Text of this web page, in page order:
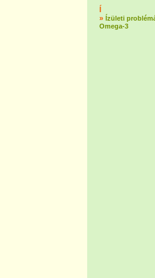
» Ízületi
Omega-3